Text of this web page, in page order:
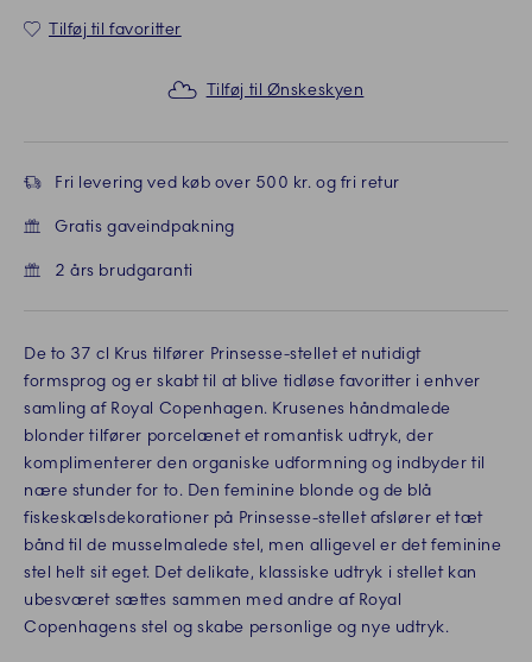
Tilføj til favoritter
Tilføj til Ønskeskyen
Fri levering ved køb over 500 kr. og fri retur
Gratis gaveindpakning
2 års brudgaranti
De to 37 cl Krus tilfører Prinsesse-stellet et nutidigt
formsprog og er skabt til at blive tidløse favoritter i enhver
samling af Royal Copenhagen. Krusenes håndmalede
blonder tilfører porcelænet et romantisk udtryk, der
komplimenterer den organiske udformning og indbyder til
nære stunder for to. Den feminine blonde og de blå
fiskeskælsdekorationer på Prinsesse-stellet afslører et tæt
bånd til de musselmalede stel, men alligevel er det feminine
stel helt sit eget. Det delikate, klassiske udtryk i stellet kan
ubesværet sættes sammen med andre af Royal
Copenhagens stel og skabe personlige og nye udtryk.